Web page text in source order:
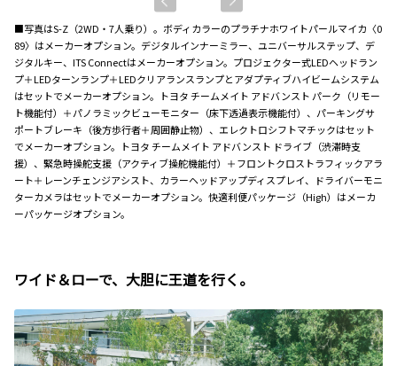
■写真はS-Z（2WD・7人乗り）。ボディカラーのプラチナホワイトパールマイカ〈0
89〉はメーカーオプション。デジタルインナーミラー、ユニバーサルステップ、デ
ジタルキー、ITS Connectはメーカーオプション。プロジェクター式LEDヘッドラン
プ＋LEDターンランプ＋LEDクリアランスランプとアダプティブハイビームシステム
はセットでメーカーオプション。トヨタ チームメイト アドバンスト パーク（リモー
ト機能付）＋パノラミックビューモニター（床下透過表示機能付）、パーキングサ
ポートブレーキ（後方歩行者＋周囲静止物）、エレクトロシフトマチックはセット
でメーカーオプション。トヨタ チームメイト アドバンスト ドライブ（渋滞時支
援）、緊急時操舵支援（アクティブ操舵機能付）＋フロントクロストラフィックアラ
ート＋レーンチェンジアシスト、カラーヘッドアップディスプレイ、ドライバーモニ
ターカメラはセットでメーカーオプション。快適利便パッケージ（High）はメーカ
ーパッケージオプション。
ワイド＆ローで、大胆に王道を行く。